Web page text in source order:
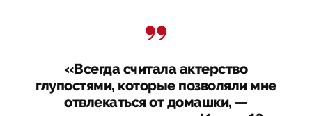
«Всегда считала актерство
глупостями, которые позволяли мне
отвлекаться от домашки, —